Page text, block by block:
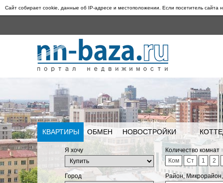
Сайт собирает cookie, данные об IP-адресе и местоположении. Если посетитель сайта
КВАРТИРЫ ОБМЕН НОВОСТРОЙКИ
Я хочу
Количество комнат
Ком
Ст 1 2
Город
Район,